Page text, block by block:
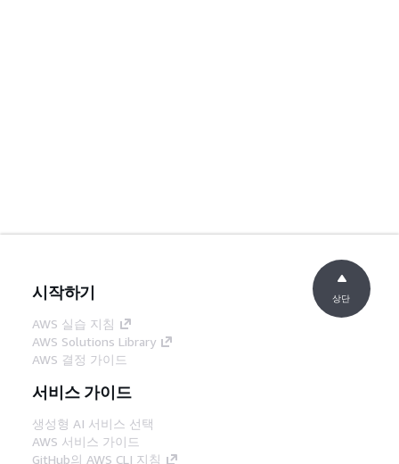
시작하기
AWS 실습 지침
AWS Solutions Library
AWS 결정 가이드
서비스 가이드
생성형 AI 서비스 선택
AWS 서비스 가이드
GitHub의 AWS CLI 지침
상단